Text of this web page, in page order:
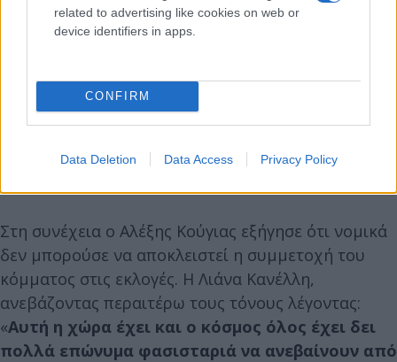
related to advertising like cookies on web or
device identifiers in apps.
CONFIRM
Data Deletion Data Access Privacy Policy
Στη συνέχεια ο Αλέξης Κούγιας εξήγησε ότι νομικά
δεν μπορούσε να αποκλειστεί η συμμετοχή του
κόμματος στις εκλογές. Η Λιάνα Κανέλλη,
ανεβάζοντας περαιτέρω τους τόνους λέγοντας:
«Αυτή η χώρα έχει και ο κόσμος όλος έχει δει
πολλά επώνυμα φασισταριά να ανεβαίνουν από